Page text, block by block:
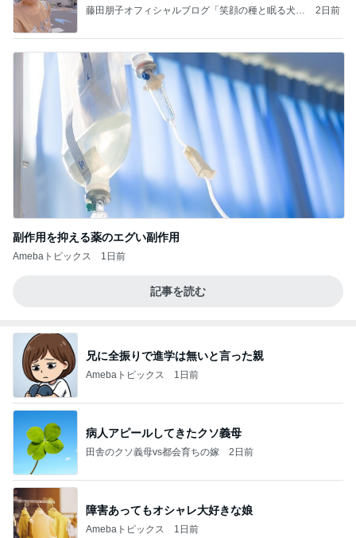
藤田朋子オフィシャルブログ「笑顔の種と眠る犬」
2日前
副作用を抑える薬のエグい副作用
Amebaトピックス 1日前
記事を読む
兄に全振りで進学は無いと言った親
Amebaトピックス 1日前
病人アピールしてきたクソ義母
田舎のクソ義母vs都会育ちの嫁 2日前
障害あってもオシャレ大好きな娘
Amebaトピックス 1日前